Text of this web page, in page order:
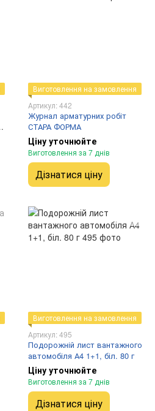
Виготовлення на замовлення
Артикул: 442
Журнал арматурних робіт
СТАРА ФОРМА
Ціну уточнюйте
Виготовлення за 7 днів
Дізнатися ціну
Виготовлення на замовлення
Артикул: 495
Подорожній лист вантажного
автомобіля А4 1+1, біл. 80 г
Ціну уточнюйте
Виготовлення за 7 днів
Дізнатися ціну